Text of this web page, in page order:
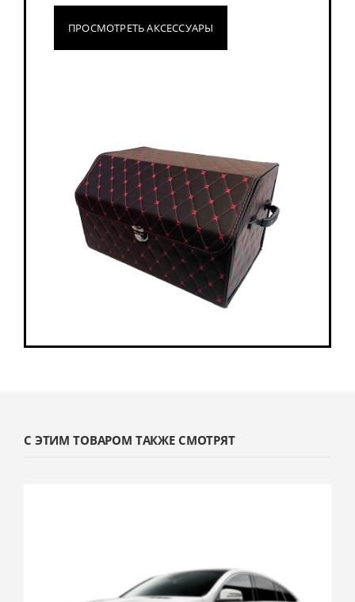
ПРОСМОТРЕТЬ АКСЕССУАРЫ
С ЭТИМ ТОВАРОМ ТАКЖЕ СМОТРЯТ